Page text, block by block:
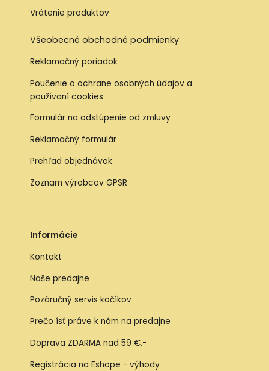
Vrátenie produktov
Všeobecné obchodné podmienky
Reklamačný poriadok
Poučenie o ochrane osobných údajov a
používaní cookies
Formulár na odstúpenie od zmluvy
Reklamačný formulár
Prehľad objednávok
Zoznam výrobcov GPSR
Informácie
Kontakt
Naše predajne
Pozáručný servis kočíkov
Prečo ísť práve k nám na predajne
Doprava ZDARMA nad 59 €,-
Registrácia na Eshope - výhody